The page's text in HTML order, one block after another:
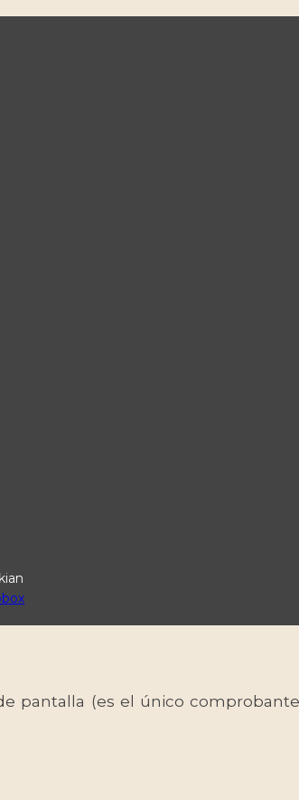
pantalla (es el único